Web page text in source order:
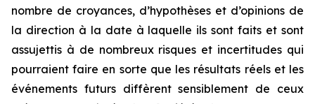
nombre de croyances, d’hypothèses et d’opinions de
la direction à la date à laquelle ils sont faits et sont
assujettis à de nombreux risques et incertitudes qui
pourraient faire en sorte que les résultats réels et les
événements futurs diffèrent sensiblement de ceux